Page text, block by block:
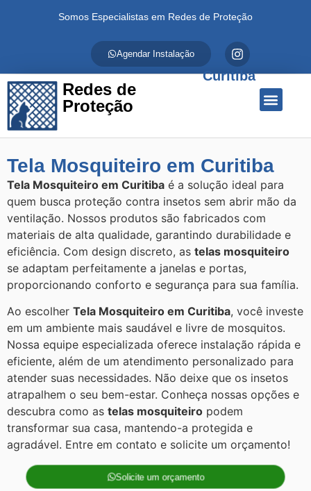
Somos Especialistas em Redes de Proteção
Agendar Instalação
Redes de
Proteção
Curitiba
Tela Mosquiteiro em Curitiba
Tela Mosquiteiro em Curitiba é a solução ideal para
quem busca proteção contra insetos sem abrir mão da
ventilação. Nossos produtos são fabricados com
materiais de alta qualidade, garantindo durabilidade e
eficiência. Com design discreto, as telas mosquiteiro
se adaptam perfeitamente a janelas e portas,
proporcionando conforto e segurança para sua família.
Ao escolher Tela Mosquiteiro em Curitiba, você investe
em um ambiente mais saudável e livre de mosquitos.
Nossa equipe especializada oferece instalação rápida e
eficiente, além de um atendimento personalizado para
atender suas necessidades. Não deixe que os insetos
atrapalhem o seu bem-estar. Conheça nossas opções e
descubra como as telas mosquiteiro podem
transformar sua casa, mantendo-a protegida e
agradável. Entre em contato e solicite um orçamento!
Solicite um orçamento